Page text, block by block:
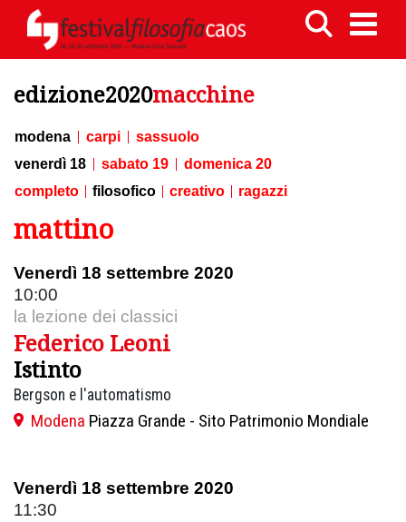
edizione2020macchine
modena carpi
sassuolo
venerdì 18
sabato 19
domenica 20
completo
filosofico creativo ragazzi
mattino
Venerdì 18 settembre 2020
10:00
la lezione dei classici
Federico Leoni
Istinto
Bergson e l'automatismo
Modena Piazza Grande - Sito Patrimonio Mondiale
Venerdì 18 settembre 2020
11:30